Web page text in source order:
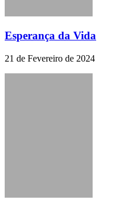
Esperança da Vida
21 de Fevereiro de 2024